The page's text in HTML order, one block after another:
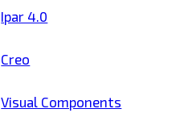
Ipar 4.0
Creo
Visual Components